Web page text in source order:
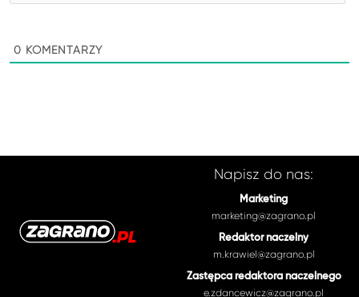
0 KOMENTARZY
Napisz do nas:
Marketing
marketing@zagrano.pl
Redaktor naczelny
m.krawiel@zagrano.pl
Zastępca redaktora naczelnego
e.zdancewicz@zagrano.pl